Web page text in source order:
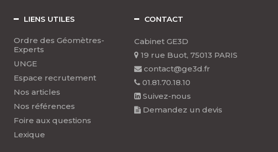
LIENS UTILES
Ordre des Géomètres-
Experts
UNGE
Espace recrutement
Nos articles
Nos références
Foire aux questions
Lexique
CONTACT
Cabinet GE3D
19 rue Buot, 75013 PARIS
contact@ge3d.fr
01.81.70.18.10
Suivez-nous
Demandez un devis